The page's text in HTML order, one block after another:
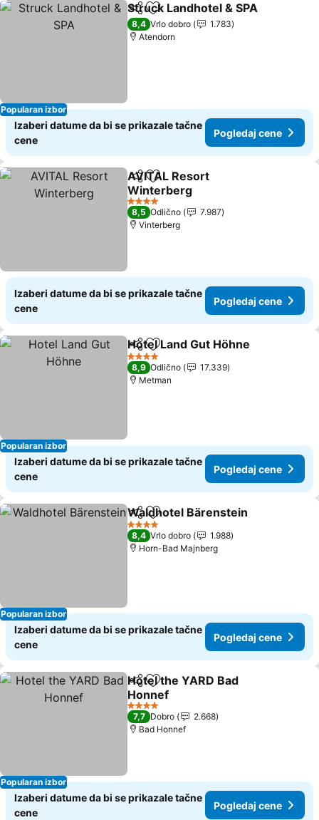
Popularan izbor
Deli Dodati u favorite
Struck Landhotel & SPA
8,4 Vrlo dobro
1.783
Atendorn
Izaberi datume da bi se prikazale tačne
cene
Pogledaj cene
Deli Dodati u favorite
AVITAL Resort
Winterberg
Pogledaj cene
4 Zvezdice
8,5 Odlično
7.987
Vinterberg
Izaberi datume da bi se prikazale tačne
cene
Pogledaj cene
Popularan izbor
Deli Dodati u favorite
Hotel Land Gut Höhne
4 Zvezdice
8,9 Odlično
17.339
Metman
Izaberi datume da bi se prikazale tačne
cene
Pogledaj cene
Popularan izbor
Deli Dodati u favorite
Waldhotel Bärenstein
4 Zvezdice
8,4 Vrlo dobro
1.988
Horn-Bad Majnberg
Izaberi datume da bi se prikazale tačne
cene
Pogledaj cene
Popularan izbor
Deli Dodati u favorite
Hotel the YARD Bad
Honnef
Pogledaj cene
4 Zvezdice
7,7 Dobro
2.668
Bad Honnef
Izaberi datume da bi se prikazale tačne
cene
Pogledaj cene